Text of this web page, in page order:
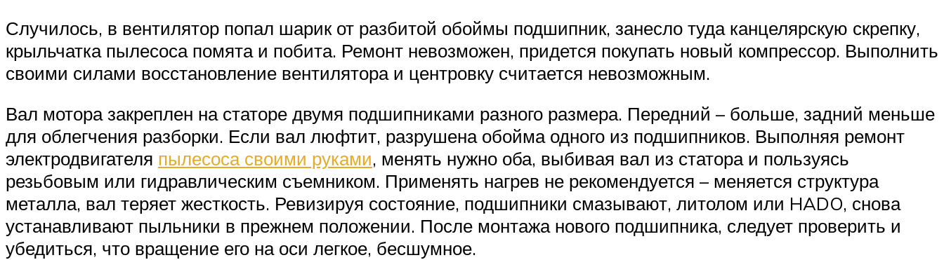
Случилось, в вентилятор попал шарик от разбитой обоймы подшипник, занесло туда канцелярскую скрепку,
крыльчатка пылесоса помята и побита. Ремонт невозможен, придется покупать новый компрессор. Выполнить
своими силами восстановление вентилятора и центровку считается невозможным.
Вал мотора закреплен на статоре двумя подшипниками разного размера. Передний – больше, задний меньше
для облегчения разборки. Если вал люфтит, разрушена обойма одного из подшипников. Выполняя ремонт
электродвигателя пылесоса своими руками, менять нужно оба, выбивая вал из статора и пользуясь
резьбовым или гидравлическим съемником. Применять нагрев не рекомендуется – меняется структура
металла, вал теряет жесткость. Ревизируя состояние, подшипники смазывают, литолом или HADO, снова
устанавливают пыльники в прежнем положении. После монтажа нового подшипника, следует проверить и
убедиться, что вращение его на оси легкое, бесшумное.